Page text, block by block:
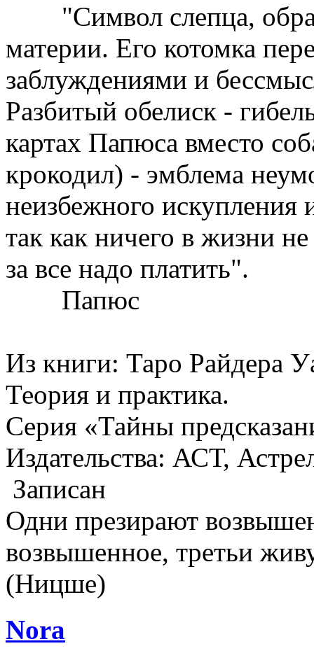
"Символ слепца,
материи. Его котомка
заблуждениями и
Разбитый обелиск -
картах Папюса вместо
крокодил) - эмблема
неизбежного искупления
так как ничего в жизни
за все надо платить".
Папюс
Из книги: Таро Райдера
Теория и практика.
Серия «Тайны
Издательства: АСТ,
Записан
Одни презирают
возвышенное, третьи
(Ницше)
Nora